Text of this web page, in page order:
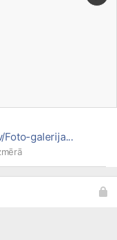
Foto-galerija...